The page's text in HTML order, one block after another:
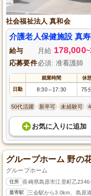
社会福祉法人 真和会
介護老人保健施設 真
給与 月給 178,000~
応募要件必須: 准看護師
就業時間 休
日勤 8:30～ 17:30 75
50代活躍 新卒可 未経験可
お気に入り に追加
グループホーム 野の
グループホーム
住所 長崎県島原市江里町乙
最寄駅 三会駅から3.0km、島原